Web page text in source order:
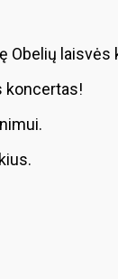
Obelių
koncertas!